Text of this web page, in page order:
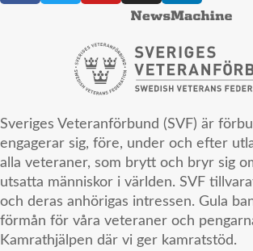
Sveriges Veteranförbund (SVF) är
engagerar sig, före, under och efter
alla veteraner, som brytt och bryr sig
utsatta människor i världen. SVF
och deras anhörigas intressen. Gula
förmån för våra veteraner och
Kamrathjälpen där vi ger kamratstöd.